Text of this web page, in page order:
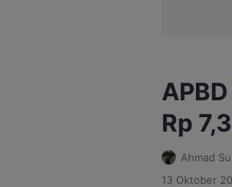
Rp
Ahmad
13 Oktober